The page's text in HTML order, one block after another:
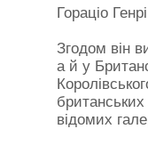
Гораціо
Згодом він
а й у
відомих